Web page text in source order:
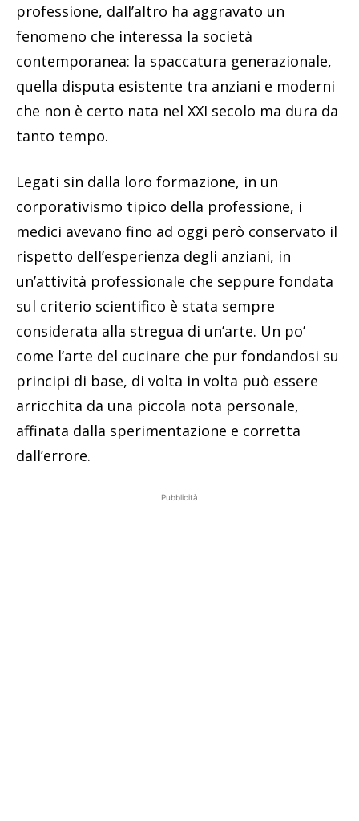
professione, dall’altro ha aggravato un
fenomeno che interessa la società
contemporanea: la spaccatura generazionale,
quella disputa esistente tra anziani e moderni
che non è certo nata nel XXI secolo ma dura da
tanto tempo.
Legati sin dalla loro formazione, in un
corporativismo tipico della professione, i
medici avevano fino ad oggi però conservato il
rispetto dell’esperienza degli anziani, in
un’attività professionale che seppure fondata
sul criterio scientifico è stata sempre
considerata alla stregua di un’arte. Un po’
come l’arte del cucinare che pur fondandosi su
principi di base, di volta in volta può essere
arricchita da una piccola nota personale,
affinata dalla sperimentazione e corretta
dall’errore.
Pubblicità